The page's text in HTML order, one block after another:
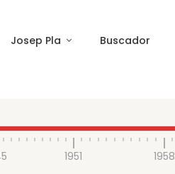
Josep Pla Buscador
1951 1958